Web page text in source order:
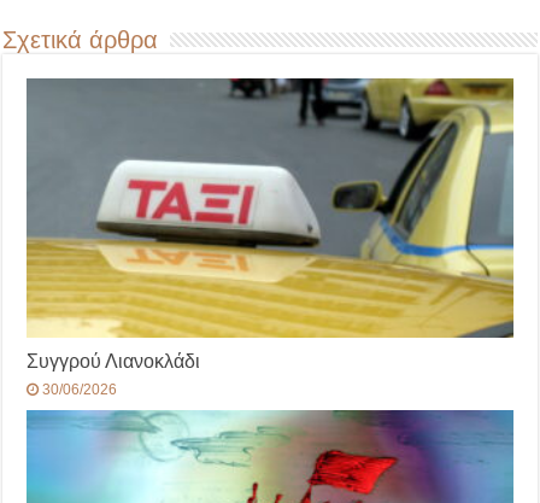
Σχετικά άρθρα
Συγγρού Λιανοκλάδι
30/06/2026